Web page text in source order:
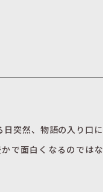
日突然、物語の入り口に
で面白くなるのではな